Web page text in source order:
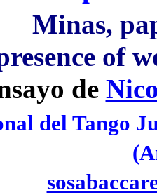
Minas,
of
de
del Tango